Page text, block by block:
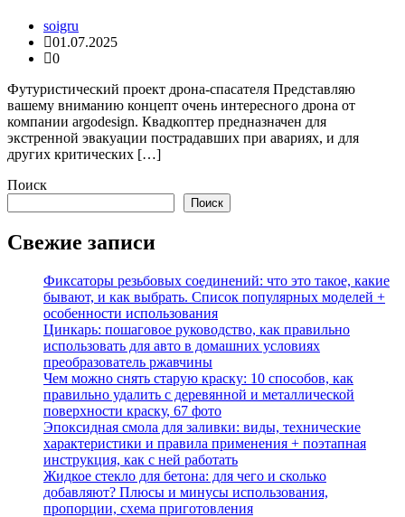
soigru
01.07.2025
0
Футуристический проект дрона-спасателя Представляю
вашему вниманию концепт очень интересного дрона от
компании argodesign. Квадкоптер предназначен для
экстренной эвакуации пострадавших при авариях, и для
других критических […]
Поиск
Поиск
Свежие записи
Фиксаторы резьбовых соединений: что это такое, какие
бывают, и как выбрать. Список популярных моделей +
особенности использования
Цинкарь: пошаговое руководство, как правильно
использовать для авто в домашних условиях
преобразователь ржавчины
Чем можно снять старую краску: 10 способов, как
правильно удалить с деревянной и металлической
поверхности краску, 67 фото
Эпоксидная смола для заливки: виды, технические
характеристики и правила применения + поэтапная
инструкция, как с ней работать
Жидкое стекло для бетона: для чего и сколько
добавляют? Плюсы и минусы использования,
пропорции, схема приготовления